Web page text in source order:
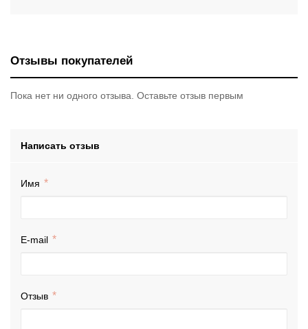
Отзывы покупателей
Пока нет ни одного отзыва. Оставьте отзыв первым
Написать отзыв
Имя
E-mail
Отзыв